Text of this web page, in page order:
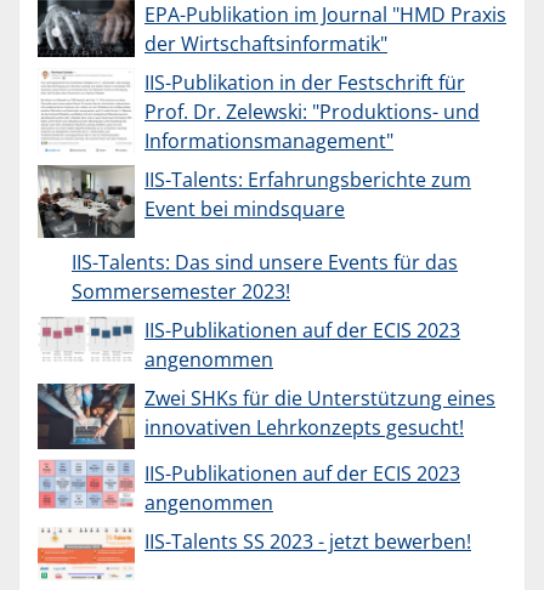
EPA-Publikation im Journal "HMD Praxis
der Wirtschaftsinformatik"
IIS-Publikation in der Festschrift für
Prof. Dr. Zelewski: "Produktions- und
Informationsmanagement"
IIS-Talents: Erfahrungsberichte zum
Event bei mindsquare
IIS-Talents: Das sind unsere Events für das
Sommersemester 2023!
IIS-Publikationen auf der ECIS 2023
angenommen
Zwei SHKs für die Unterstützung eines
innovativen Lehrkonzepts gesucht!
IIS-Publikationen auf der ECIS 2023
angenommen
IIS-Talents SS 2023 - jetzt bewerben!